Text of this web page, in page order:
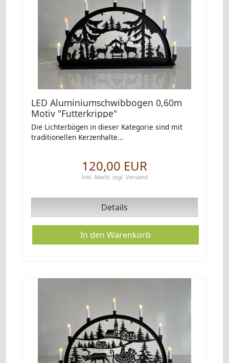
LED Aluminiumschwibbogen 0,60m
Motiv "Futterkrippe"
Die Lichterbögen in dieser Kategorie sind mit
traditionellen Kerzenhalte...
120,00 EUR
inkl. MwSt. zzgl. Versand
Details